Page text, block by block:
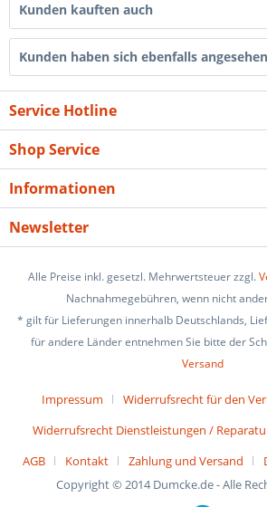
Kunden kauften auch
Kunden haben sich ebenfalls angesehen
Service Hotline
Shop Service
Informationen
Newsletter
Alle Preise inkl. gesetzl. Mehrwertsteuer zzgl.
Nachnahmegebühren, wenn nicht
* gilt für Lieferungen innerhalb Deutschlands,
für andere Länder entnehmen Sie bitte der
Versand
Impressum
Widerrufsrecht für den
Widerrufsrecht Dienstleistungen /
AGB
Kontakt Zahlung und Versand
Copyright © 2014 Dumcke.de - Alle